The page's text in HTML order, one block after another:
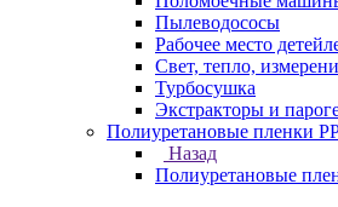
Пылеводососы
Рабочее место
Свет, тепло,
Турбосушка
Экстракторы и
Полиуретановые пленки
Назад
Полиуретановые